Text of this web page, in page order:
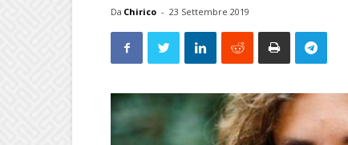
Da Chirico - 23 Settembre 2019